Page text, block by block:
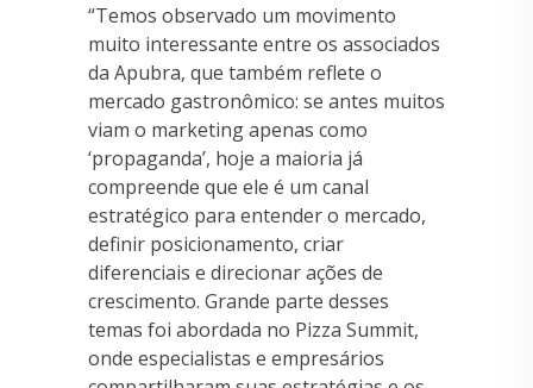
“Temos observado um movimento
muito interessante entre os associados
da Apubra, que também reflete o
mercado gastronômico: se antes muitos
viam o marketing apenas como
‘propaganda’, hoje a maioria já
compreende que ele é um canal
estratégico para entender o mercado,
definir posicionamento, criar
diferenciais e direcionar ações de
crescimento. Grande parte desses
temas foi abordada no Pizza Summit,
onde especialistas e empresários